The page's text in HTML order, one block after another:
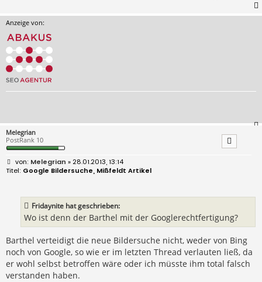
Anzeige von:
Melegrian
PostRank 10
B
e
Melegrian » 28.01.2013, 13:14
Google Bildersuche, Mißfeldt Artikel
Fridaynite hat geschrieben:
Wo ist denn der Barthel mit der Googlerechtfertigung?
Barthel verteidigt die neue Bildersuche nicht, weder von Bing
noch von Google, so wie er im letzten Thread verlauten ließ, da
er wohl selbst betroffen wäre oder ich müsste ihm total falsch
verstanden haben.